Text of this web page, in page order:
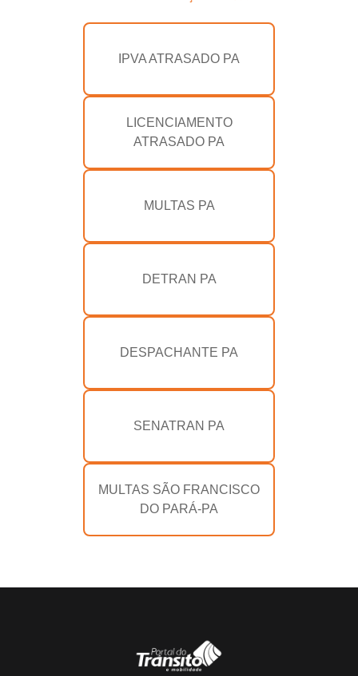
IPVA ATRASADO PA
LICENCIAMENTO
ATRASADO PA
MULTAS PA
DETRAN PA
DESPACHANTE PA
SENATRAN PA
MULTAS SÃO FRANCISCO
DO PARÁ-PA